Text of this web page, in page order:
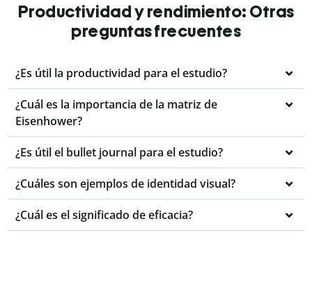
Productividad y rendimiento: Otras
preguntas frecuentes
¿Es útil la productividad para el estudio?
¿Cuál es la importancia de la matriz de
Eisenhower?
¿Es útil el bullet journal para el estudio?
¿Cuáles son ejemplos de identidad visual?
¿Cuál es el significado de eficacia?